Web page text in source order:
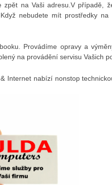
zpět na Vaši adresu.V případě,
nebudete mít prostředky na
Provádíme opravy a
na provádění servisu Vašich
Internet nabízí nonstop